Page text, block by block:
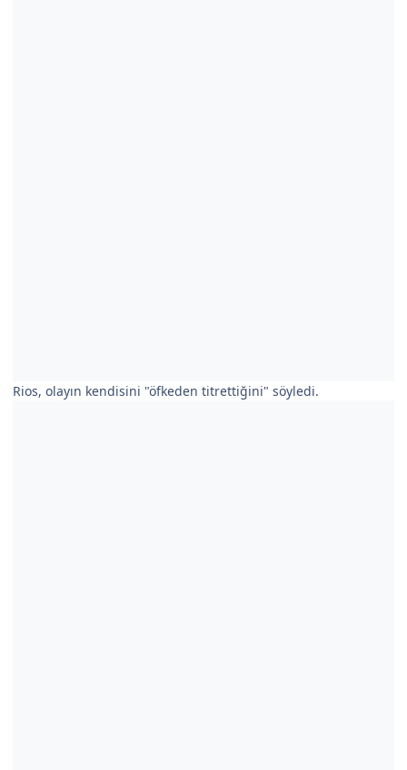
Rios, olayın kendisini "öfkeden titrettiğini" söyledi.